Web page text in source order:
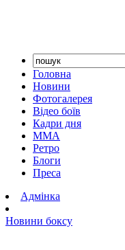
Головна
Новини
Фотогалерея
Відео боїв
Кадри дня
ММА
Ретро
Блоги
Преса
Адмінка
Новини боксу